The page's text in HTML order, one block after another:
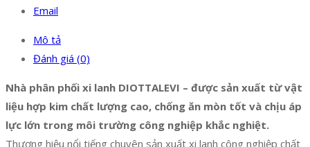
Email
Mô tả
Đánh giá (0)
Nhà phân phối xi lanh DIOTTALEVI – được sản xuất từ vật
liệu hợp kim chất lượng cao, chống ăn mòn tốt và chịu áp
lực lớn trong môi trường công nghiệp khắc nghiệt.
Thương hiệu nổi tiếng chuyên sản xuất xi lanh công nghiệp chất